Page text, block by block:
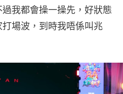
我都會操一操先，好狀態
場波，到時我唔係叫兆